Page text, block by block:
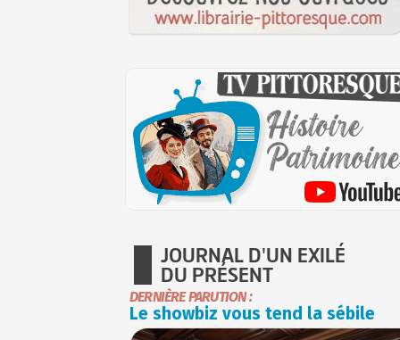
JOURNAL D'UN EXILÉ
DU PRÉSENT
DERNIÈRE PARUTION :
Le showbiz vous tend la sébile